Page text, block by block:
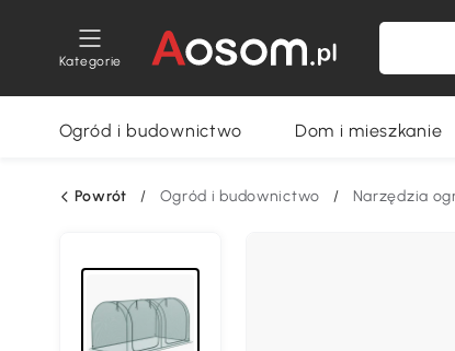
Kategorie
Ogród i budownictwo Dom i mieszkanie
Powrót / Ogród i budownictwo / Narzędzia